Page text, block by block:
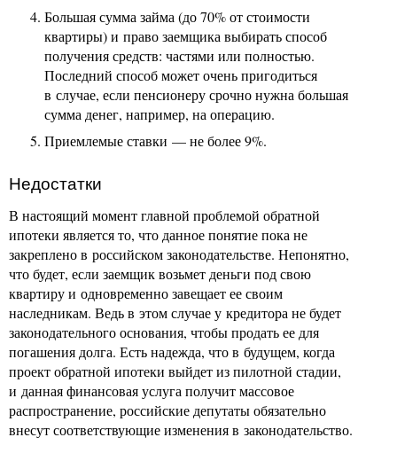
Большая сумма займа (до 70% от стоимости
квартиры) и право заемщика выбирать способ
получения средств: частями или полностью.
Последний способ может очень пригодиться
в случае, если пенсионеру срочно нужна большая
сумма денег, например, на операцию.
Приемлемые ставки — не более 9%.
Недостатки
В настоящий момент главной проблемой обратной
ипотеки является то, что данное понятие пока не
закреплено в российском законодательстве. Непонятно,
что будет, если заемщик возьмет деньги под свою
квартиру и одновременно завещает ее своим
наследникам. Ведь в этом случае у кредитора не будет
законодательного основания, чтобы продать ее для
погашения долга. Есть надежда, что в будущем, когда
проект обратной ипотеки выйдет из пилотной стадии,
и данная финансовая услуга получит массовое
распространение, российские депутаты обязательно
внесут соответствующие изменения в законодательство.